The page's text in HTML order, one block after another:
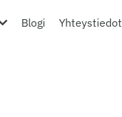
Blogi Yhteystiedot